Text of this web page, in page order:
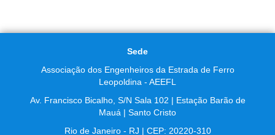
Sede
Associação dos Engenheiros da Estrada de Ferro
Leopoldina - AEEFL
Av. Francisco Bicalho, S/N Sala 102 | Estação Barão de
Mauá | Santo Cristo
Rio de Janeiro - RJ | CEP: 20220-310